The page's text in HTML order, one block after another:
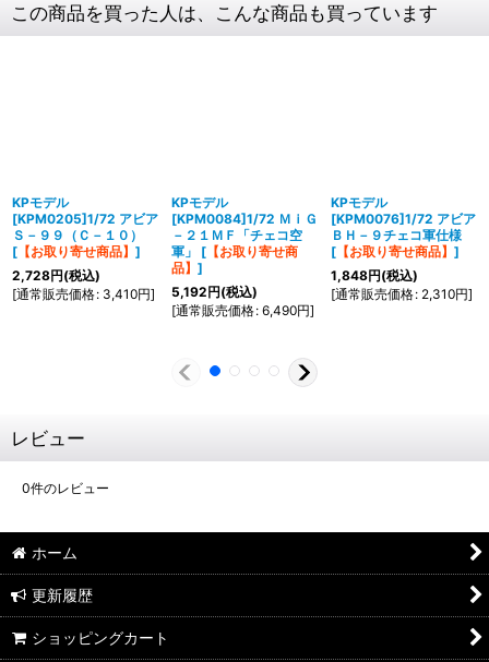
この商品を買った人は、こんな商品も買っています
KPモデル
[KPM0205]1/72 アビア
Ｓ－９９（Ｃ－１０）
[ 【お取り寄せ商品】 ]
2,728円(税込)
[通常販売価格: 3,410円]
KPモデル
[KPM0084]1/72 ＭｉＧ
－２１ＭＦ「チェコ空
軍」
[ 【お取り寄せ商
品】 ]
5,192円(税込)
[通常販売価格: 6,490円]
KPモデル
[KPM0076]1/72 アビア
ＢＨ－９チェコ軍仕様
[ 【お取り寄せ商品】 ]
1,848円(税込)
[通常販売価格: 2,310円]
レビュー
0件のレビュー
ホーム
更新履歴
ショッピングカート